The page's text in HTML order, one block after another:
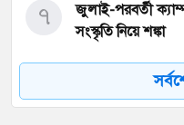
জুলাই-পরবর্তী
সংস্কৃতি নিয়ে শঙ্কা
৭
আবু সাঈদের ছবি
ভারপ্রাপ্ত রাষ্ট্রপতি